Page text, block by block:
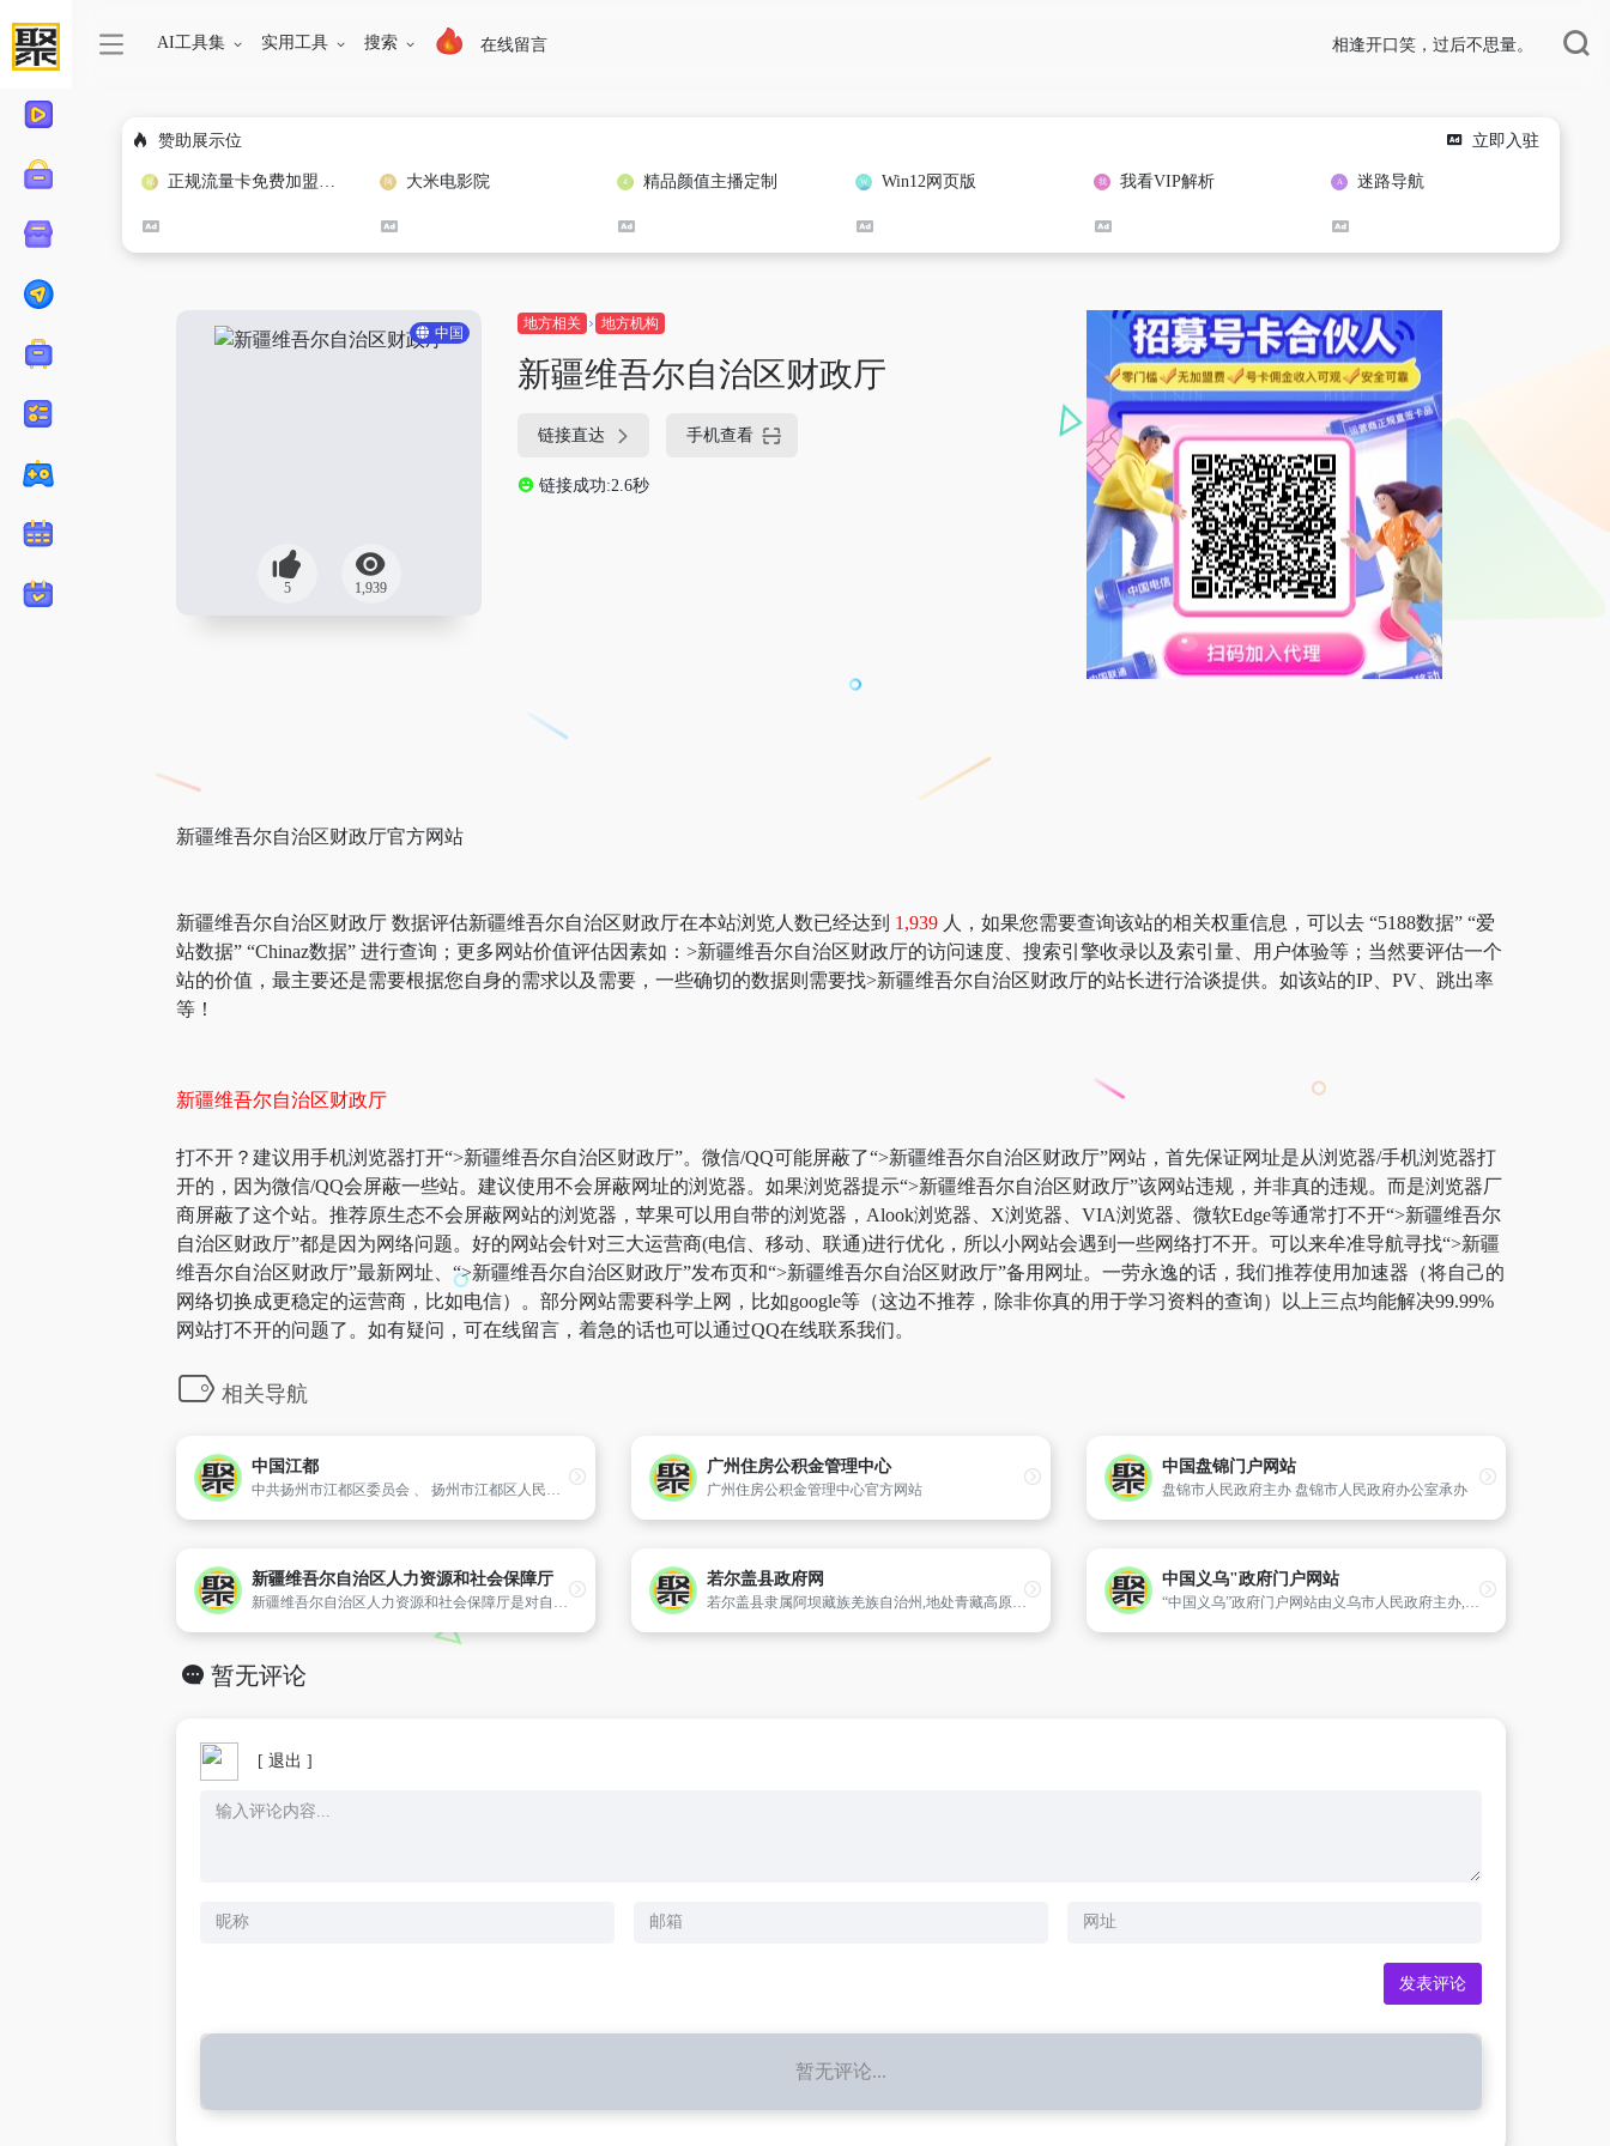
AI工具集 实用工具 搜索 在线留言 相逢开口笑，过后不思量。
赞助展示位 立即入驻
正规流量卡免费加盟合作 大米电影院 精品颜值主播定制 Win12网页版 我看VIP解析 迷路导航
中国
5 1,939
地方相关 地方机构
新疆维吾尔自治区财政厅
链接直达 手机查看
链接成功:2.6秒
新疆维吾尔自治区财政厅官方网站
新疆维吾尔自治区财政厅 数据评估新疆维吾尔自治区财政厅在本站浏览人数已经达到 1,939 人，如果您需要查询该站的相关权重信息，可以去 “5188数据” “爱
站数据” “Chinaz数据” 进行查询；更多网站价值评估因素如：>新疆维吾尔自治区财政厅的访问速度、搜索引擎收录以及索引量、用户体验等；当然要评估一个
站的价值，最主要还是需要根据您自身的需求以及需要，一些确切的数据则需要找>新疆维吾尔自治区财政厅的站长进行洽谈提供。如该站的IP、PV、跳出率
等！
新疆维吾尔自治区财政厅
打不开？建议用手机浏览器打开“>新疆维吾尔自治区财政厅”。微信/QQ可能屏蔽了“>新疆维吾尔自治区财政厅”网站，首先保证网址是从浏览器/手机浏览器打
开的，因为微信/QQ会屏蔽一些站。建议使用不会屏蔽网址的浏览器。如果浏览器提示“>新疆维吾尔自治区财政厅”该网站违规，并非真的违规。而是浏览器厂
商屏蔽了这个站。推荐原生态不会屏蔽网站的浏览器，苹果可以用自带的浏览器，Alook浏览器、X浏览器、VIA浏览器、微软Edge等通常打不开“>新疆维吾尔
自治区财政厅”都是因为网络问题。好的网站会针对三大运营商(电信、移动、联通)进行优化，所以小网站会遇到一些网络打不开。可以来牟准导航寻找“>新疆
维吾尔自治区财政厅”最新网址、“>新疆维吾尔自治区财政厅”发布页和“>新疆维吾尔自治区财政厅”备用网址。一劳永逸的话，我们推荐使用加速器（将自己的
网络切换成更稳定的运营商，比如电信）。部分网站需要科学上网，比如google等（这边不推荐，除非你真的用于学习资料的查询）以上三点均能解决99.99%
网站打不开的问题了。如有疑问，可在线留言，着急的话也可以通过QQ在线联系我们。
相关导航
中国江都
中共扬州市江都区委员会 、 扬州市江都区人民政府主办
广州住房公积金管理中心
广州住房公积金管理中心官方网站
中国盘锦门户网站
盘锦市人民政府主办 盘锦市人民政府办公室承办
新疆维吾尔自治区人力资源和社会保障厅
新疆维吾尔自治区人力资源和社会保障厅是对自治区人力资源和社会保障工作进行综合管理、监督指导、协调服务的网上综合信息服务平台。
若尔盖县政府网
若尔盖县隶属阿坝藏族羌族自治州,地处青藏高原东北边缘,位于四川省北部,系四川通往西北省区的北大门,地理坐标东经102?08′至103?39′、北纬32?56′至34?19′之间,四邻分别与甘肃省玛曲县、碌曲县、卓尼县、迭部县和阿坝州内阿坝县、红原县、松潘县、九寨沟县接壤,黄河与长江分水岭将其划为东西两部。东
中国义乌"政府门户网站
“中国义乌”政府门户网站由义乌市人民政府主办,义乌市电子政务办公室承办,集信息宣传、咨询服务、互动交流、网上办事为一体,是展示义乌整体形象的重要窗口,党和政府联系群众、服务公众的桥梁和纽带。欢迎您登陆“中国义乌”政府门户网站！
暂无评论
[ 退出 ]
暂无评论...